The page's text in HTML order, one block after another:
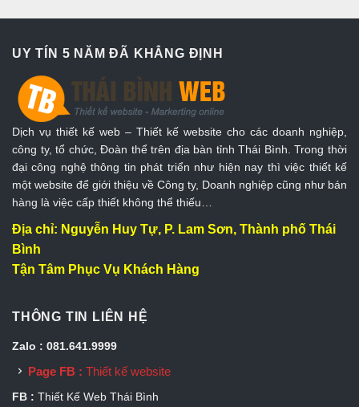
UY TÍN 5 NĂM ĐÃ KHẲNG ĐỊNH
Dịch vụ thiết kế web – Thiết kế website cho các doanh nghiệp,
công ty, tổ chức, Đoàn thể trên địa bàn tỉnh Thái Bình. Trong thời
đại công nghệ thông tin phát triển như hiện nay thì việc thiết kế
một website để giới thiệu về Công ty, Doanh nghiệp cũng như bán
hàng là việc cấp thiết không thể thiếu…
Địa chỉ: Nguyễn Huy Tự, P. Lam Sơn, Thành phố Thái
Bình
Tận Tâm Phục Vụ Khách Hàng
THÔNG TIN LIÊN HỆ
Zalo : 081.641.9999
Page FB : Thiết kế website
FB : Thiết Kế Web Thái Bình